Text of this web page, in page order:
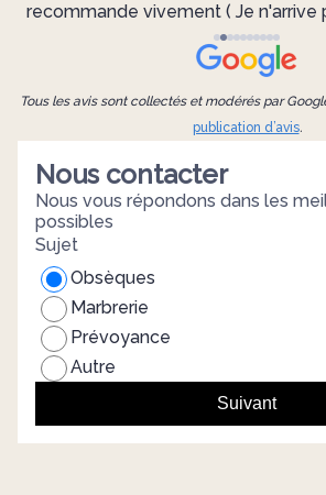
recommande vivement ( Je n'arrive pas à vous
mettre les 5 étoiles mais
Tous les avis sont collectés et modérés par
publication d’avis.
Nous contacter
Nous vous répondons dans les
possibles
Sujet
Obsèques
Marbrerie
Prévoyance
Autre
Suivant